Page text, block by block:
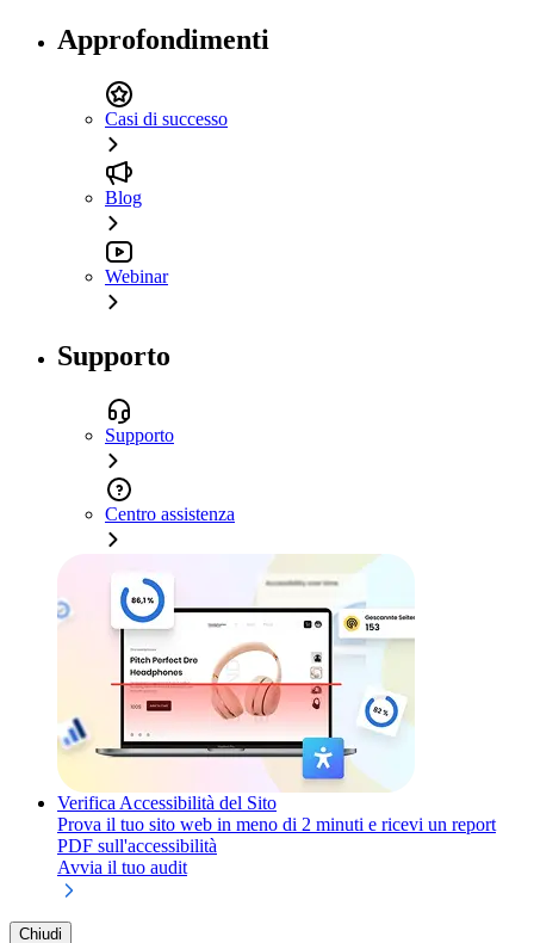
Approfondimenti
Casi di successo
Blog
Webinar
Supporto
Supporto
Centro assistenza
Verifica Accessibilità del Sito
Prova il tuo sito web in meno di 2 minuti e ricevi un report
PDF sull'accessibilità
Avvia il tuo audit
Chiudi